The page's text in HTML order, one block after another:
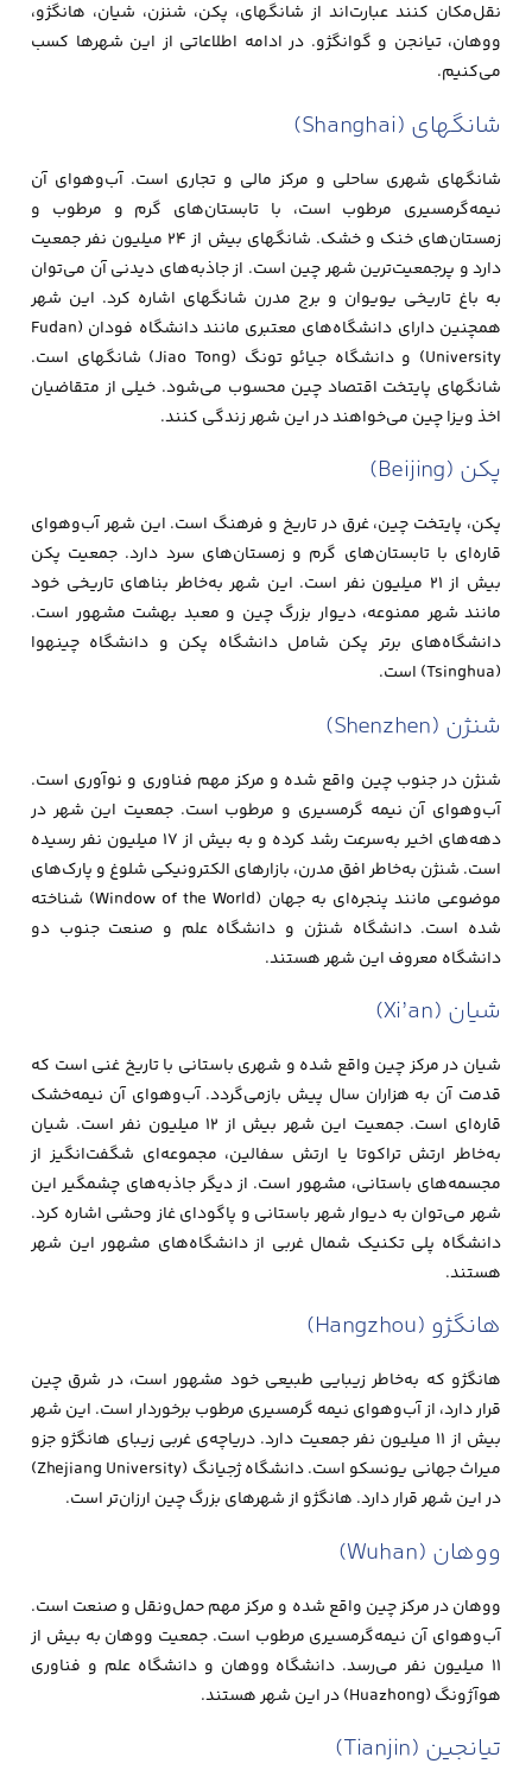
نقل‌مکان کنند عبارت‌اند از شانگهای، پکن، شنزن، شیان، هانگژو،
ووهان، تیانجن و گوانگژو. در ادامه اطلاعاتی از این شهرها کسب
می‌کنیم.
شانگهای (Shanghai)
شانگهای شهری ساحلی و مرکز مالی و تجاری است. آب‌وهوای آن
نیمه‌گرمسیری مرطوب است، با تابستان‌های گرم و مرطوب و
زمستان‌های خنک و خشک. شانگهای بیش از ۲۴ میلیون نفر جمعیت
دارد و پرجمعیت‌ترین شهر چین است. از جاذبه‌های دیدنی آن می‌توان
به باغ تاریخی یویوان و برج مدرن شانگهای اشاره کرد. این شهر
همچنین دارای دانشگاه‌های معتبری مانند دانشگاه فودان (Fudan
University) و دانشگاه جیائو تونگ (Jiao Tong) شانگهای است.
شانگهای پایتخت اقتصاد چین محسوب می‌شود. خیلی از متقاضیان
اخذ ویزا چین می‌خواهند در این شهر زندگی کنند.
پکن (Beijing)
پکن، پایتخت چین، غرق در تاریخ و فرهنگ است. این شهر آب‌وهوای
قاره‌ای با تابستان‌های گرم و زمستان‌های سرد دارد. جمعیت پکن
بیش از ۲۱ میلیون نفر است. این شهر به‌خاطر بناهای تاریخی خود
مانند شهر ممنوعه، دیوار بزرگ چین و معبد بهشت مشهور است.
دانشگاه‌های برتر پکن شامل دانشگاه پکن و دانشگاه چینهوا
(Tsinghua) است.
شنژن (Shenzhen)
شنژن در جنوب چین واقع شده و مرکز مهم فناوری و نوآوری است.
آب‌وهوای آن نیمه گرمسیری و مرطوب است. جمعیت این شهر در
دهه‌های اخیر به‌سرعت رشد کرده و به بیش از ۱۷ میلیون نفر رسیده
است. شنژن به‌خاطر افق مدرن، بازارهای الکترونیکی شلوغ و پارک‌های
موضوعی مانند پنجره‌ای به جهان (Window of the World) شناخته
شده است. دانشگاه شنژن و دانشگاه علم و صنعت جنوب دو
دانشگاه معروف این شهر هستند.
شیان (Xi’an)
شیان در مرکز چین واقع شده و شهری باستانی با تاریخ غنی است که
قدمت آن به هزاران سال پیش بازمی‌گردد. آب‌وهوای آن نیمه‌خشک
قاره‌ای است. جمعیت این شهر بیش از ۱۲ میلیون نفر است. شیان
به‌خاطر ارتش تراکوتا یا ارتش سفالین، مجموعه‌ای شگفت‌انگیز از
مجسمه‌های باستانی، مشهور است. از دیگر جاذبه‌های چشمگیر این
شهر می‌توان به دیوار شهر باستانی و پاگودای غاز وحشی اشاره کرد.
دانشگاه پلی تکنیک شمال غربی از دانشگاه‌های مشهور این شهر
هستند.
هانگژو (Hangzhou)
هانگژو که به‌خاطر زیبایی طبیعی خود مشهور است، در شرق چین
قرار دارد، از آب‌وهوای نیمه گرمسیری مرطوب برخوردار است. این شهر
بیش از ۱۱ میلیون نفر جمعیت دارد. دریاچه‌ی غربی زیبای هانگژو جزو
میراث جهانی یونسکو است. دانشگاه ژجیانگ (Zhejiang University)
در این شهر قرار دارد. هانگژو از شهرهای بزرگ چین ارزان‌تر است.
ووهان (Wuhan)
ووهان در مرکز چین واقع شده و مرکز مهم حمل‌ونقل و صنعت است.
آب‌وهوای آن نیمه‌گرمسیری مرطوب است. جمعیت ووهان به بیش از
۱۱ میلیون نفر می‌رسد. دانشگاه ووهان و دانشگاه علم و فناوری
هوآژونگ (Huazhong) در این شهر هستند.
تیانجین (Tianjin)